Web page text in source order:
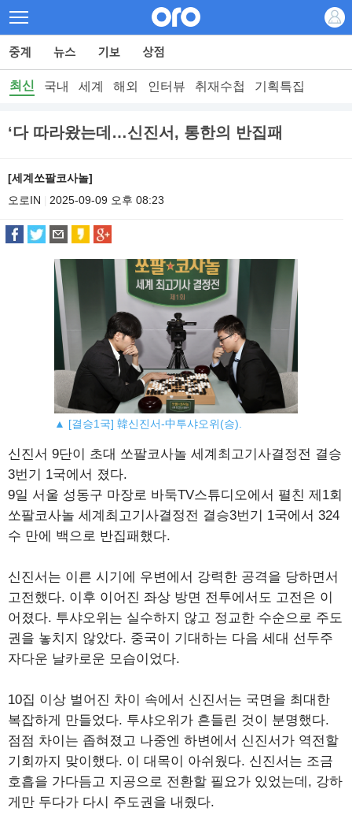
최신 국내 세계 해외 인터뷰 취재수첩 기획특집
‘다 따라왔는데…신진서, 통한의 반집패
[세계쏘팔코사놀]
오로IN
2025-09-09 오후 08:23
▲ [결승1국] 韓신진서-中투샤오위(승).
신진서 9단이 초대 쏘팔코사놀 세계최고기사결정전 결승
3번기 1국에서 졌다.
9일 서울 성동구 마장로 바둑TV스튜디오에서 펼친 제1회
쏘팔코사놀 세계최고기사결정전 결승3번기 1국에서 324
수 만에 백으로 반집패했다.
신진서는 이른 시기에 우변에서 강력한 공격을 당하면서
고전했다. 이후 이어진 좌상 방면 전투에서도 고전은 이
어졌다. 투샤오위는 실수하지 않고 정교한 수순으로 주도
권을 놓치지 않았다. 중국이 기대하는 다음 세대 선두주
자다운 날카로운 모습이었다.
10집 이상 벌어진 차이 속에서 신진서는 국면을 최대한
복잡하게 만들었다. 투샤오위가 흔들린 것이 분명했다.
점점 차이는 좁혀졌고 나중엔 하변에서 신진서가 역전할
기회까지 맞이했다. 이 대목이 아쉬웠다. 신진서는 조금
호흡을 가다듬고 지공으로 전환할 필요가 있었는데, 강하
게만 두다가 다시 주도권을 내줬다.